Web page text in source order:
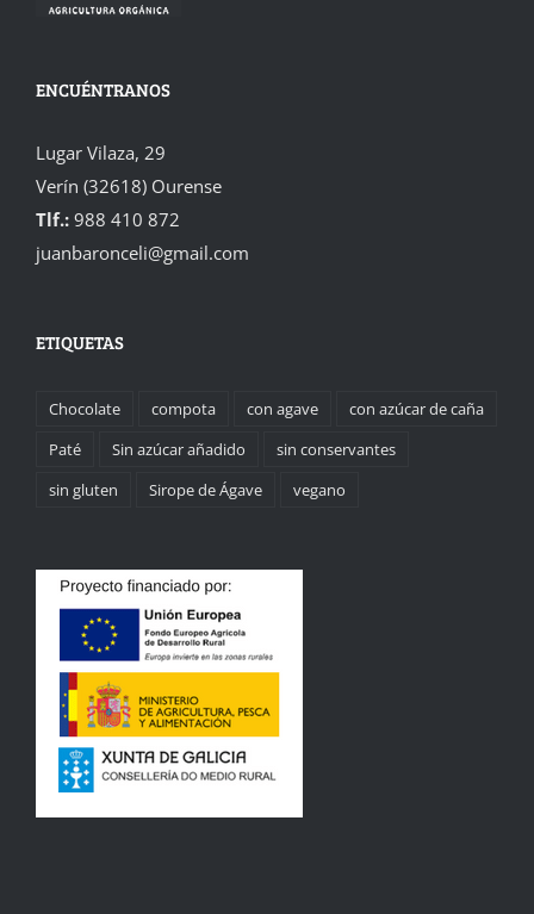
ENCUÉNTRANOS
Lugar Vilaza, 29
Verín (32618) Ourense
Tlf.: 988 410 872
juanbaronceli@gmail.com
ETIQUETAS
Chocolate compota con agave
con azúcar de caña
Paté
Sin azúcar añadido
sin conservantes
sin gluten
Sirope de Ágave vegano